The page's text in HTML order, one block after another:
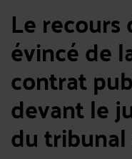
Le
évincé de
contrat
devant le
du